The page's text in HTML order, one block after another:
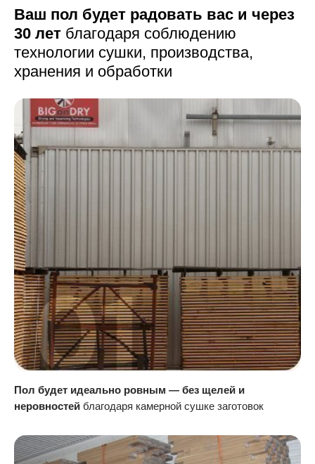
Ваш пол будет радовать вас и через
30 лет благодаря соблюдению
технологии сушки, производства,
хранения и обработки
Пол будет идеально ровным — без щелей и
неровностей благодаря камерной сушке заготовок